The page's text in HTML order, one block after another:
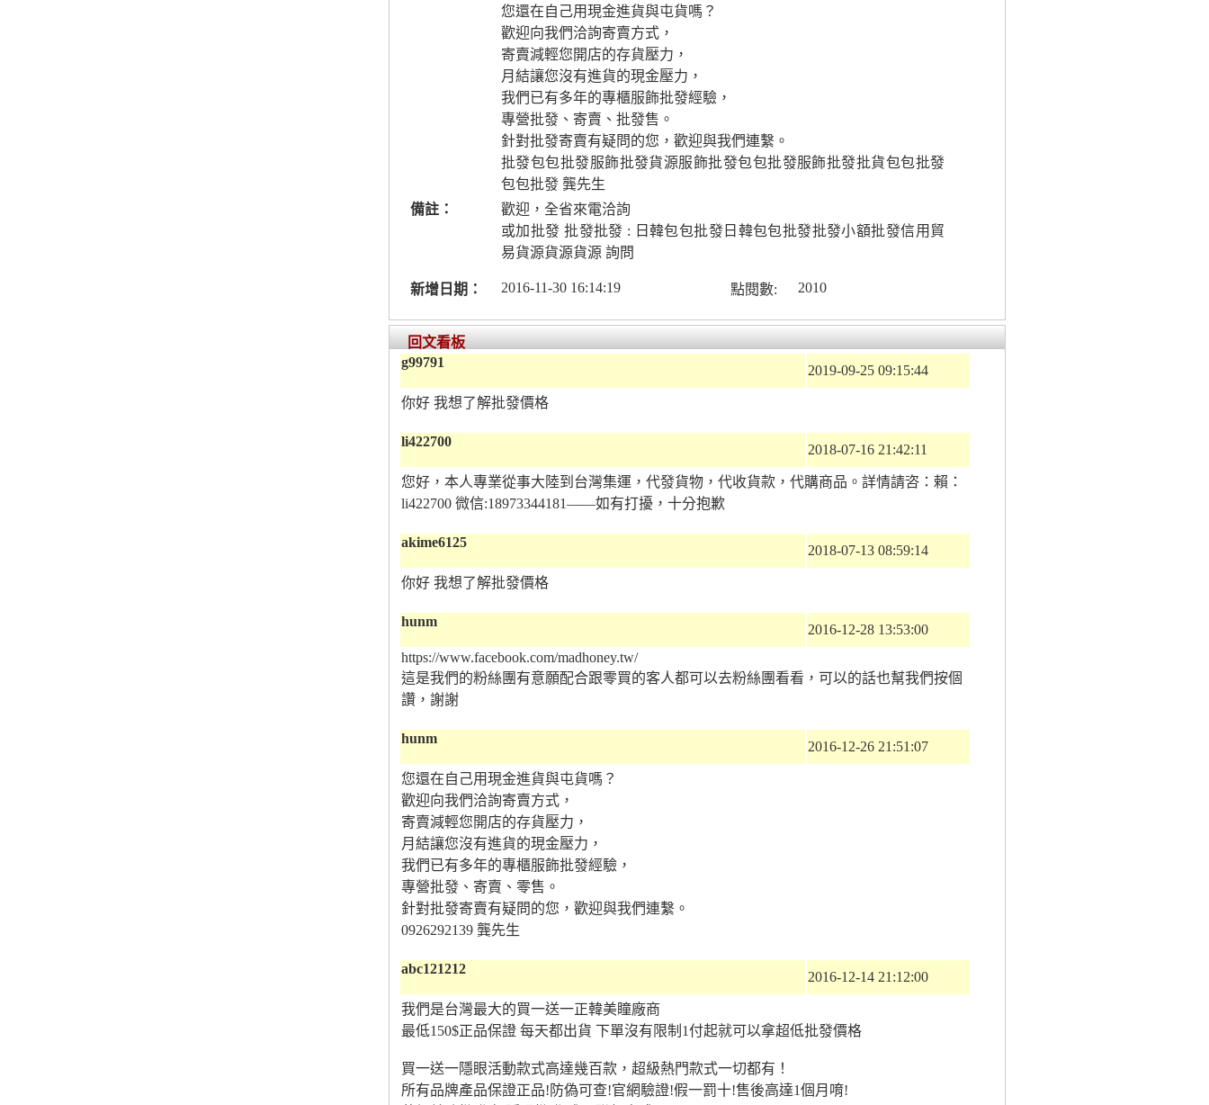
您還在自己用現金進貨與屯貨嗎？
歡迎向我們洽詢寄賣方式，
寄賣減輕您開店的存貨壓力，
月結讓您沒有進貨的現金壓力，
我們已有多年的專櫃服飾批發經驗，
專營批發、寄賣、批發售。
針對批發寄賣有疑問的您，歡迎與我們連繫。
批發包包批發服飾批發貨源服飾批發包包批發服飾批發批貨包包批發
包包批發 龔先生
備註：
歡迎，全省來電洽詢
或加批發 批發批發 : 日韓包包批發日韓包包批發批發小額批發信用貿
易貨源貨源貨源 詢問
新增日期： 2016-11-30 16:14:19 點閱數: 2010
回文看板
g99791
2019-09-25 09:15:44
你好 我想了解批發價格
li422700
2018-07-16 21:42:11
您好，本人專業從事大陸到台灣集運，代發貨物，代收貨款，代購商品。詳情請咨：賴：
li422700 微信:18973344181——如有打擾，十分抱歉
akime6125
2018-07-13 08:59:14
你好 我想了解批發價格
hunm
2016-12-28 13:53:00
https://www.facebook.com/madhoney.tw/
這是我們的粉絲團有意願配合跟零買的客人都可以去粉絲團看看，可以的話也幫我們按個
讚，謝謝
hunm
2016-12-26 21:51:07
您還在自己用現金進貨與屯貨嗎？
歡迎向我們洽詢寄賣方式，
寄賣減輕您開店的存貨壓力，
月結讓您沒有進貨的現金壓力，
我們已有多年的專櫃服飾批發經驗，
專營批發、寄賣、零售。
針對批發寄賣有疑問的您，歡迎與我們連繫。
0926292139 龔先生
abc121212
2016-12-14 21:12:00
我們是台灣最大的買一送一正韓美瞳廠商
最低150$正品保證 每天都出貨 下單沒有限制1付起就可以拿超低批發價格
買一送一隱眼活動款式高達幾百款，超級熱門款式一切都有！
所有品牌產品保證正品!防偽可查!官網驗證!假一罰十!售後高達1個月唷!